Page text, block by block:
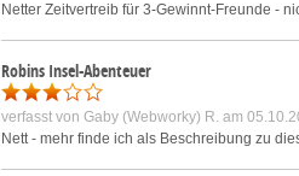
Netter Zeitvertreib für 3-Gewinnt-Freunde -
Robins Insel-Abenteuer
verfasst von Gaby (Webworky) R. am
Nett - mehr finde ich als Beschreibung zu